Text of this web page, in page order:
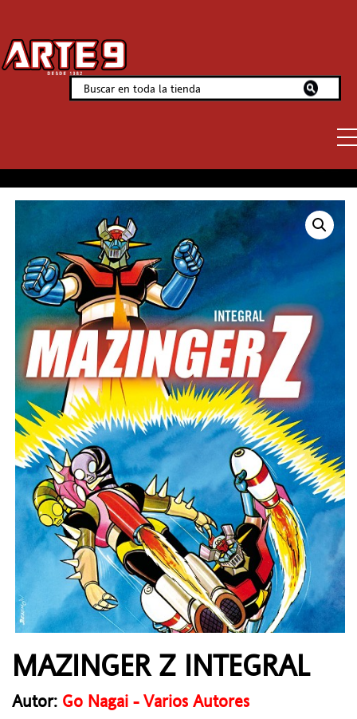
MAZINGER Z INTEGRAL
Autor: Go Nagai - Varios Autores